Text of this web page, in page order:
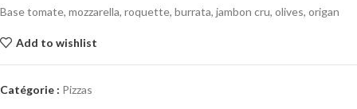
Base tomate, mozzarella, roquette, burrata, jambon cru, olives, origan
Add to wishlist
Catégorie : Pizzas